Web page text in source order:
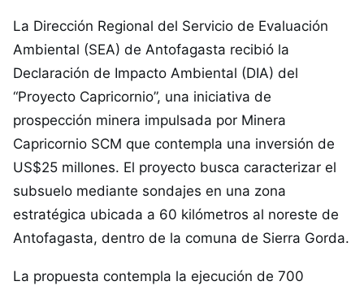
La Dirección Regional del Servicio de Evaluación
Ambiental (SEA) de Antofagasta recibió la
Declaración de Impacto Ambiental (DIA) del
“Proyecto Capricornio”, una iniciativa de
prospección minera impulsada por Minera
Capricornio SCM que contempla una inversión de
US$25 millones. El proyecto busca caracterizar el
subsuelo mediante sondajes en una zona
estratégica ubicada a 60 kilómetros al noreste de
Antofagasta, dentro de la comuna de Sierra Gorda.
La propuesta contempla la ejecución de 700